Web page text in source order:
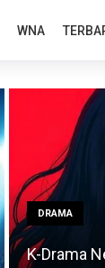
WNA
DRAMA
K-Drama